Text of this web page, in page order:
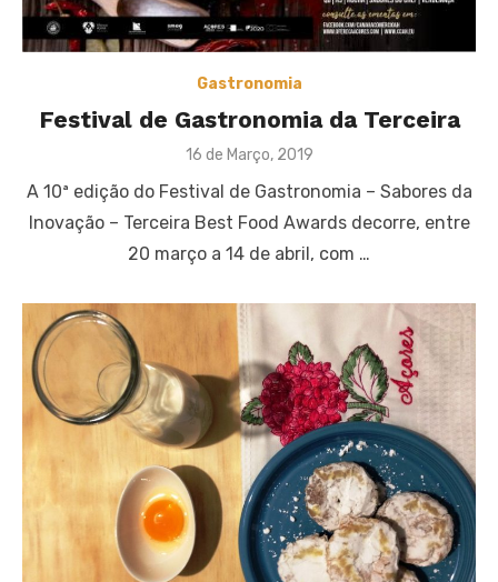
Gastronomia
Festival de Gastronomia da Terceira
Posted
16 de Março, 2019
A 10ª edição do Festival de Gastronomia – Sabores da
Inovação – Terceira Best Food Awards decorre, entre
20 março a 14 de abril, com …